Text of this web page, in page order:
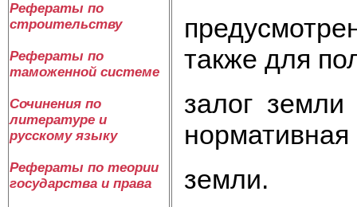
Рефераты по
строительству
Рефераты по
таможенной системе
Сочинения по
литературе и
русскому языку
Рефераты по теории
государства и права
также для
залог земли
нормативная
земли.